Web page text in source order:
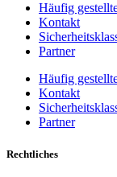
Häufig
Kontakt
Partner
Häufig
Kontakt
Partner
Rechtliches